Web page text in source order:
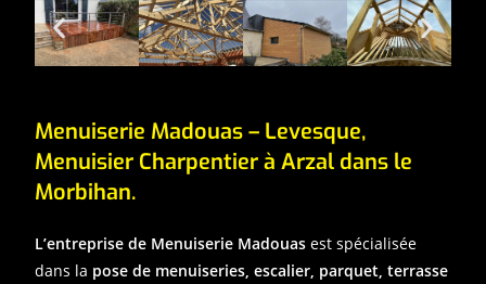
Menuiserie Madouas – Levesque,
Menuisier Charpentier à Arzal dans le
Morbihan.
L’entreprise de Menuiserie Madouas est spécialisée
dans la pose de menuiseries, escalier, parquet, terrasse